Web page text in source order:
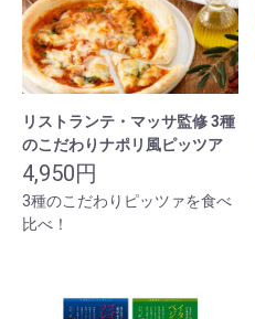
リストランテ・マッサ監修 3種
のこだわりナポリ風ピッツア
4,950円
3種のこだわりピッツァを食べ
比べ！